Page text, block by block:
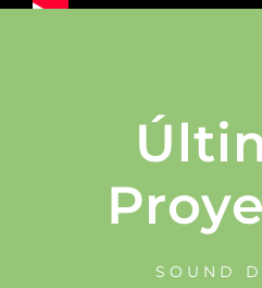
SOUND